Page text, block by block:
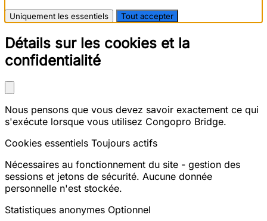
Uniquement les essentiels Tout accepter
Détails sur les cookies et la
confidentialité
Nous pensons que vous devez savoir exactement ce qui
s'exécute lorsque vous utilisez Congopro Bridge.
Cookies essentiels Toujours actifs
Nécessaires au fonctionnement du site - gestion des
sessions et jetons de sécurité. Aucune donnée
personnelle n'est stockée.
Statistiques anonymes Optionnel